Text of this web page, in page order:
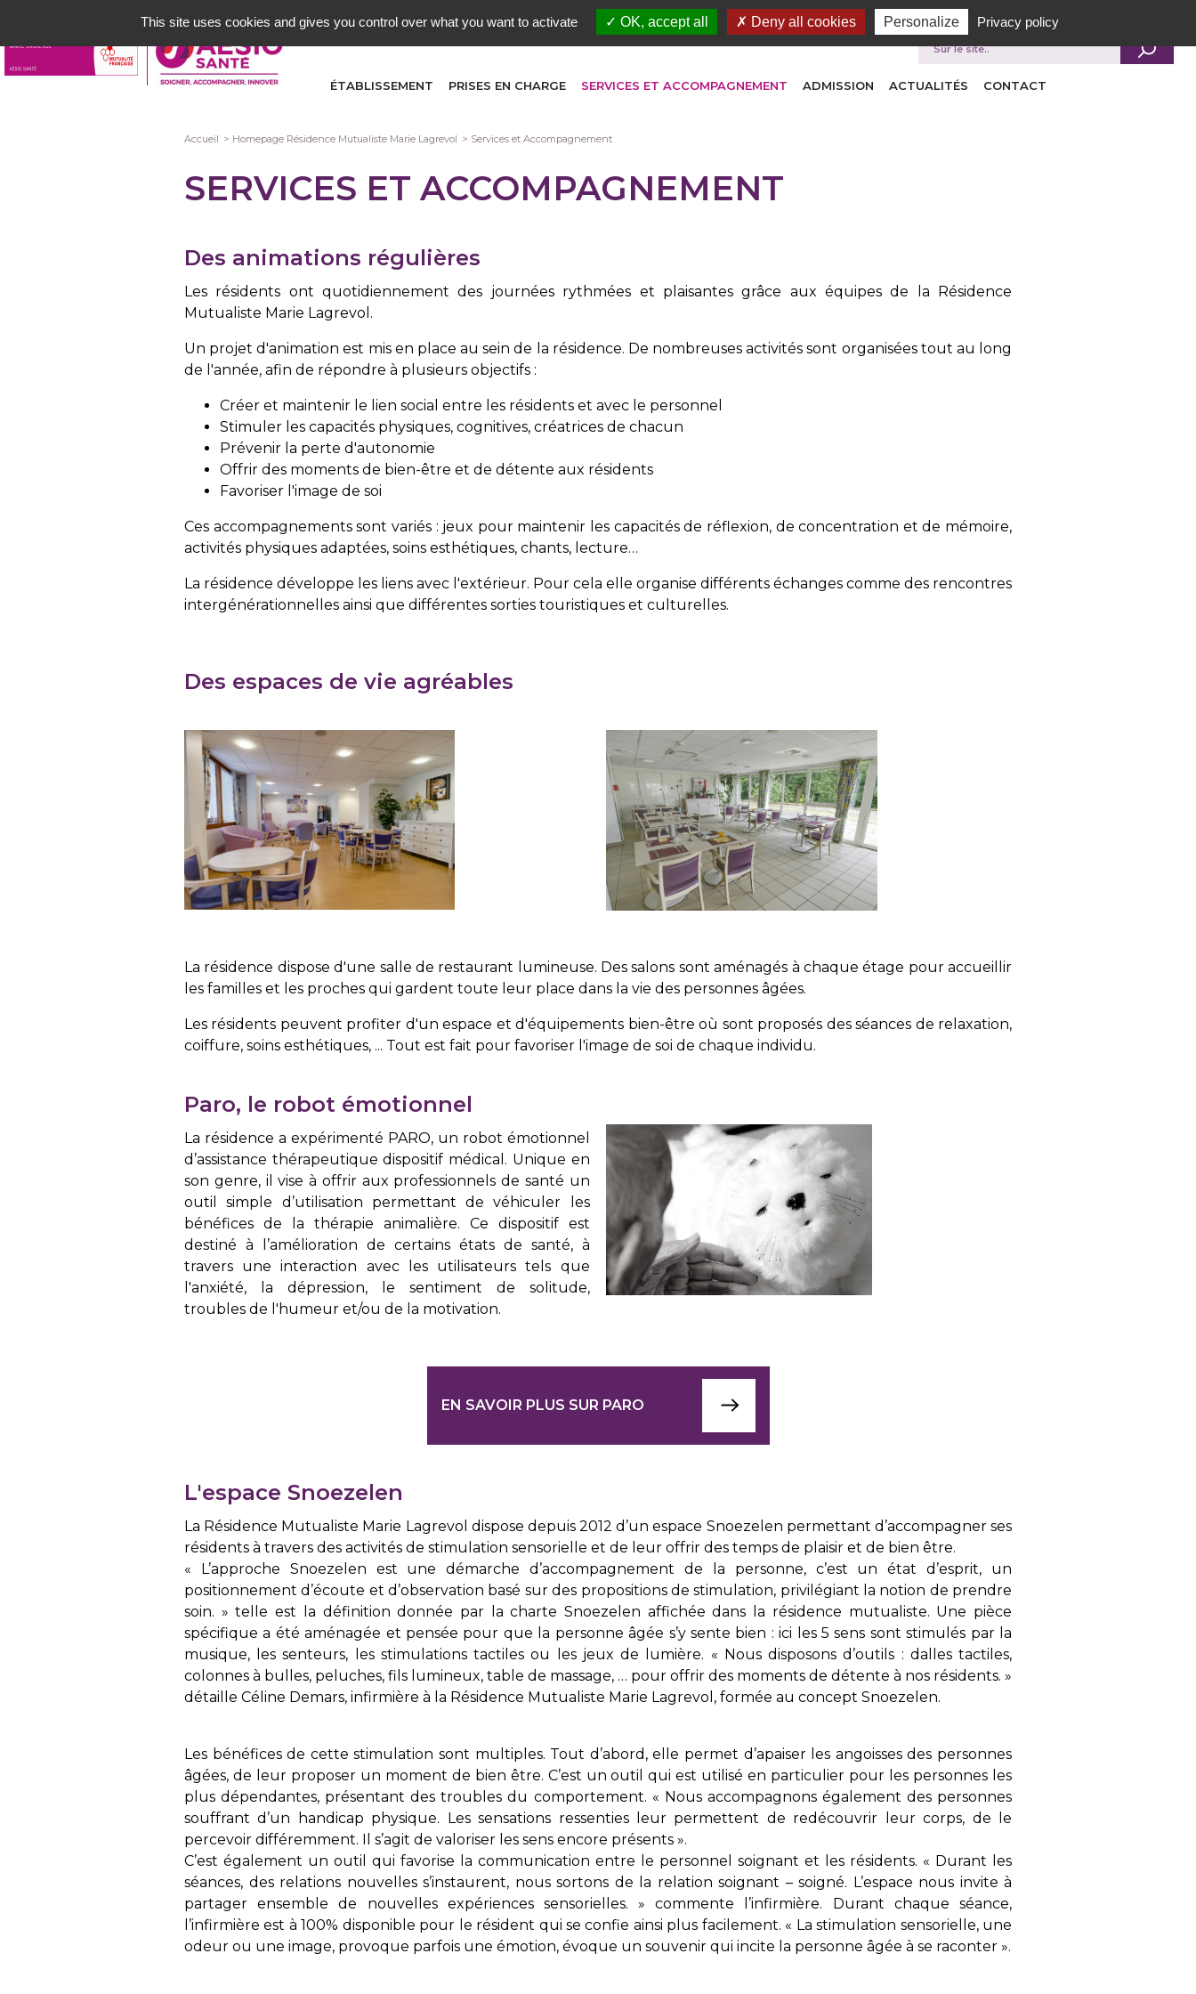
contenu
principal
ÉTABLISSEMENT PRISES EN CHARGE SERVICES ET ACCOMPAGNEMENT ADMISSION ACTUALITÉS CONTACT
Je recherche
Fil
d'Ariane
Accueil Homepage Résidence Mutualiste Marie Lagrevol Services et Accompagnement
SERVICES ET ACCOMPAGNEMENT
Des animations régulières
Les résidents ont quotidiennement des journées rythmées et plaisantes grâce aux équipes de la Résidence
Mutualiste Marie Lagrevol.
Un projet d'animation est mis en place au sein de la résidence. De nombreuses activités sont organisées tout au long
de l'année, afin de répondre à plusieurs objectifs :
Créer et maintenir le lien social entre les résidents et avec le personnel
Stimuler les capacités physiques, cognitives, créatrices de chacun
Prévenir la perte d'autonomie
Offrir des moments de bien-être et de détente aux résidents
Favoriser l'image de soi
Ces accompagnements sont variés : jeux pour maintenir les capacités de réflexion, de concentration et de mémoire,
activités physiques adaptées, soins esthétiques, chants, lecture…
La résidence développe les liens avec l'extérieur. Pour cela elle organise différents échanges comme des rencontres
intergénérationnelles ainsi que différentes sorties touristiques et culturelles.
Des espaces de vie agréables
La résidence dispose d'une salle de restaurant lumineuse. Des salons sont aménagés à chaque étage pour accueillir
les familles et les proches qui gardent toute leur place dans la vie des personnes âgées.
Les résidents peuvent profiter d'un espace et d'équipements bien-être où sont proposés des séances de relaxation,
coiffure, soins esthétiques, ... Tout est fait pour favoriser l'image de soi de chaque individu.
Paro, le robot émotionnel
La résidence a expérimenté PARO, un robot émotionnel
d’assistance thérapeutique dispositif médical. Unique en
son genre, il vise à offrir aux professionnels de santé un
outil simple d’utilisation permettant de véhiculer les
bénéfices de la thérapie animalière. Ce dispositif est
destiné à l’amélioration de certains états de santé, à
travers une interaction avec les utilisateurs tels que
l'anxiété, la dépression, le sentiment de solitude,
troubles de l'humeur et/ou de la motivation.
EN SAVOIR PLUS SUR PARO
L'espace Snoezelen
La Résidence Mutualiste Marie Lagrevol dispose depuis 2012 d’un espace Snoezelen permettant d’accompagner ses
résidents à travers des activités de stimulation sensorielle et de leur offrir des temps de plaisir et de bien être.
« L’approche Snoezelen est une démarche d’accompagnement de la personne, c’est un état d’esprit, un
positionnement d’écoute et d’observation basé sur des propositions de stimulation, privilégiant la notion de prendre
soin. » telle est la définition donnée par la charte Snoezelen affichée dans la résidence mutualiste. Une pièce
spécifique a été aménagée et pensée pour que la personne âgée s’y sente bien : ici les 5 sens sont stimulés par la
musique, les senteurs, les stimulations tactiles ou les jeux de lumière. « Nous disposons d’outils : dalles tactiles,
colonnes à bulles, peluches, fils lumineux, table de massage, … pour offrir des moments de détente à nos résidents. »
détaille Céline Demars, infirmière à la Résidence Mutualiste Marie Lagrevol, formée au concept Snoezelen.
Les bénéfices de cette stimulation sont multiples. Tout d’abord, elle permet d’apaiser les angoisses des personnes
âgées, de leur proposer un moment de bien être. C’est un outil qui est utilisé en particulier pour les personnes les
plus dépendantes, présentant des troubles du comportement. « Nous accompagnons également des personnes
souffrant d’un handicap physique. Les sensations ressenties leur permettent de redécouvrir leur corps, de le
percevoir différemment. Il s’agit de valoriser les sens encore présents ».
C’est également un outil qui favorise la communication entre le personnel soignant et les résidents. « Durant les
séances, des relations nouvelles s’instaurent, nous sortons de la relation soignant – soigné. L’espace nous invite à
partager ensemble de nouvelles expériences sensorielles. » commente l’infirmière. Durant chaque séance,
l’infirmière est à 100% disponible pour le résident qui se confie ainsi plus facilement. « La stimulation sensorielle, une
odeur ou une image, provoque parfois une émotion, évoque un souvenir qui incite la personne âgée à se raconter ».
This site uses cookies and gives you control over what you want to activate OK, accept all Deny all cookies Personalize Privacy policy